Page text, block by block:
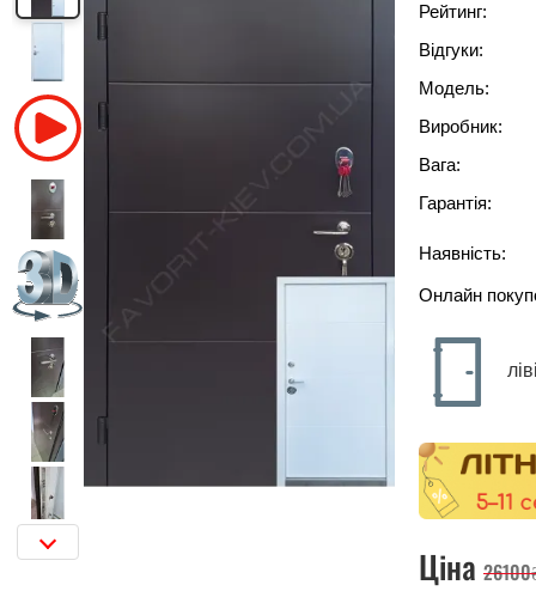
Рейтинг:
Відгуки:
Модель:
Виробник:
Вага:
Гарантія:
Наявність:
Онлайн
Ціна 26100